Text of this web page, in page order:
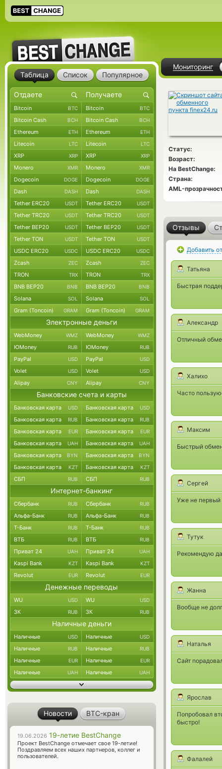
Мониторинг
Статус:
Возраст:
На BestChange:
Страна:
AML-
Отзывы
Добавить
Татьяна
Быстрая
Александр
Отличный
Халихо
Часто
Максим
Быстрый
Сергей
Уже не первый
Тутук
Рекомендую
Жанна
Вообще не
Наталья
Сайт
Ярослав
Попробовал
быстро!
Фалалей
Таблица Список Популярное
Bitcoin BTC Bitcoin BTC
Bitcoin Cash BCH Bitcoin Cash BCH
Ethereum ETH Ethereum ETH
Litecoin LTC Litecoin LTC
XRP XRP XRP XRP
Monero XMR Monero XMR
Dogecoin DOGE Dogecoin DOGE
Dash DASH Dash DASH
Tether ERC20 USDT Tether ERC20 USDT
Tether TRC20 USDT Tether TRC20 USDT
Tether BEP20 USDT Tether BEP20 USDT
Tether TON USDT Tether TON USDT
USDC ERC20 USDC USDC ERC20 USDC
Zcash ZEC Zcash ZEC
TRON TRX TRON TRX
BNB BEP20 BNB BNB BEP20 BNB
Solana SOL Solana SOL
Gram (Toncoin) GRAM Gram (Toncoin) GRAM
Электронные деньги
WebMoney WMZ WebMoney WMZ
ЮMoney RUB ЮMoney RUB
PayPal USD PayPal USD
Volet USD Volet USD
Alipay CNY Alipay CNY
Банковские счета и карты
Банковская карта USD Банковская карта USD
Банковская карта RUB Банковская карта RUB
Банковская карта EUR Банковская карта EUR
Банковская карта UAH Банковская карта UAH
Банковская карта BYN Банковская карта BYN
Банковская карта KZT Банковская карта KZT
СБП RUB СБП RUB
Интернет-банкинг
Сбербанк RUB Сбербанк RUB
Альфа-Банк RUB Альфа-Банк RUB
Т-Банк RUB Т-Банк RUB
ВТБ RUB ВТБ RUB
Приват 24 UAH Приват 24 UAH
Kaspi Bank KZT Kaspi Bank KZT
Revolut EUR Revolut EUR
Денежные переводы
WU USD WU USD
ЗК RUB ЗК RUB
Наличные деньги
Наличные USD Наличные USD
Наличные RUB Наличные RUB
Наличные EUR Наличные EUR
Наличные UAH Наличные UAH
Новости BTC-кран
19.06.2026 19-летие BestChange
Проект BestChange отмечает свое 19-летие!
Поздравляем всех наших партнеров, коллег и
пользователей.